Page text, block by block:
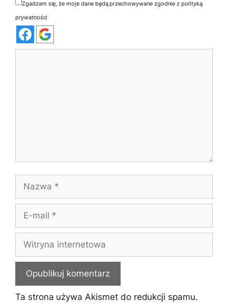
Zgadzam się, że moje dane będą przechowywane zgodnie z polityką
prywatności
Nazwa
Witryna
internetowa
Ta strona używa Akismet do redukcji spamu.